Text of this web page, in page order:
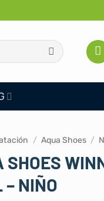
/ Aqua Shoes /
SHOES
– NIÑO